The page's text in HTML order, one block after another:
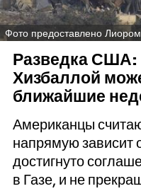
Фото предоставлено
Разведка США:
Хизбаллой
ближайшие
Американцы
напрямую зависит
достигнуто
в Газе, и не